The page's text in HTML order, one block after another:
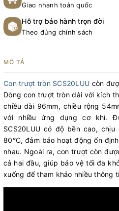
Giao nhanh toàn quốc
Hỗ trợ bảo hành trọn đời
Theo đúng chính sách
MÔ TẢ
Con trượt tròn SCS20LUU còn
Dòng con trượt tròn dài với kích
chiều dài 96mm, chiều rộng
với nhiều ứng dụng cơ khí.
SCS20LUU có độ bền cao,
80°C, đảm bảo hoạt động ổn
nhau. Ngoài ra, con trượt còn
cả hai đầu, giúp bảo vệ tối đa
xuống để tham khảo nhiều thông